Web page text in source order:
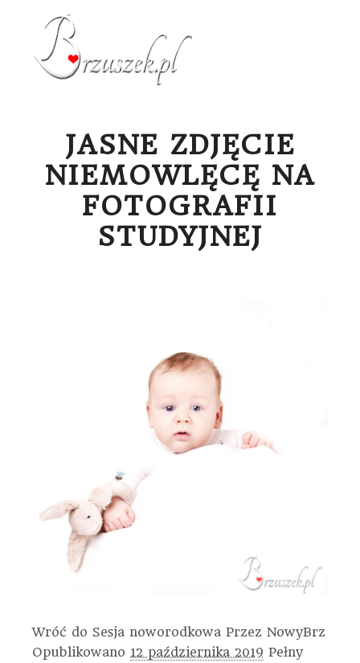
JASNE ZDJĘCIE
NIEMOWLĘCĘ NA
FOTOGRAFII
STUDYJNEJ
Wróć do Sesja noworodkowa Przez NowyBrz
Opublikowano 12 października 2019 Pełny